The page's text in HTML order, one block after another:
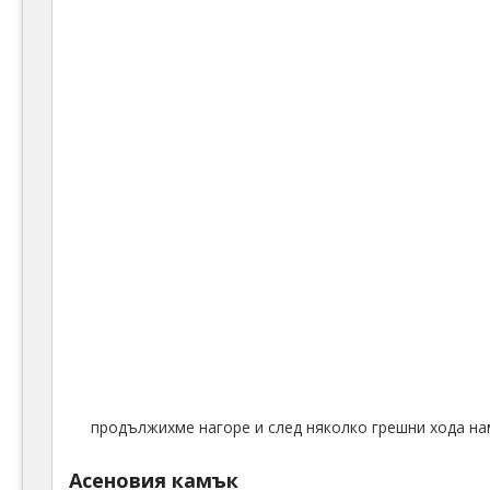
продължихме нагоре и след няколко грешни хода
Асеновия камък